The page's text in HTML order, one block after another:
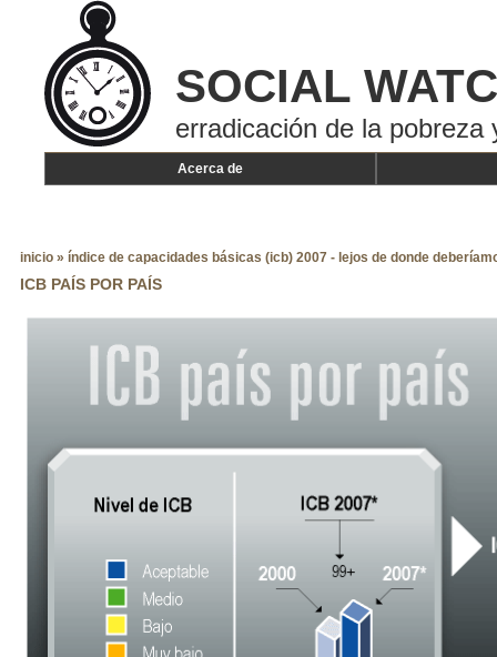
SOCIAL
erradicación de la pobreza
Acerca de
inicio » índice de capacidades básicas (icb) 2007 - lejos de donde
ICB PAÍS POR PAÍS